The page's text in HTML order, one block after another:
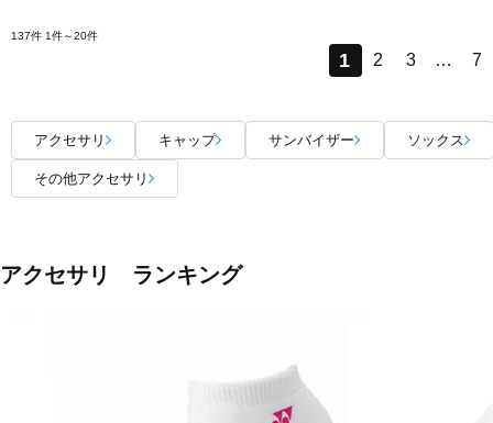
137件 1件～20件
1 2 3 … 7
アクセサリ キャップ サンバイザー ソックス
その他アクセサリ
アクセサリ ランキング